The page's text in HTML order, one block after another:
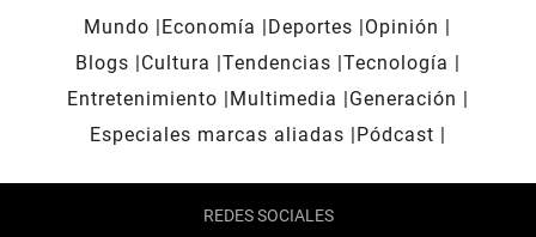
Mundo Economía Deportes
Opinión
Blogs
Cultura Tendencias Tecnología
Entretenimiento
Multimedia
Generación
Especiales marcas aliadas
Pódcast
REDES SOCIALES